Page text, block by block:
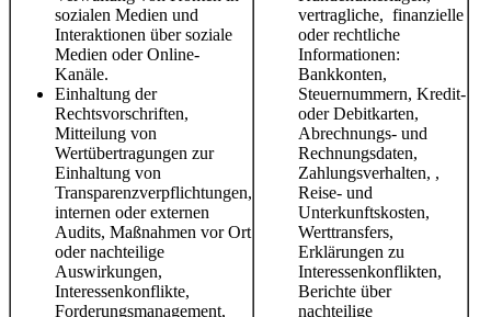
sozialen Medien und
Interaktionen über soziale
Medien oder Online-
Kanäle.
Einhaltung der
Rechtsvorschriften,
Mitteilung von
Wertübertragungen zur
Einhaltung von
Transparenzverpflichtungen,
internen oder externen
Audits, Maßnahmen vor Ort
oder nachteilige
Auswirkungen,
Interessenkonflikte,
Forderungsmanagement,
vertragliche, finanzielle
oder rechtliche
Informationen:
Bankkonten,
Steuernummern, Kredit-
oder Debitkarten,
Abrechnungs- und
Rechnungsdaten,
Zahlungsverhalten, ,
Reise- und
Unterkunftskosten,
Werttransfers,
Erklärungen zu
Interessenkonflikten,
Berichte über
nachteilige